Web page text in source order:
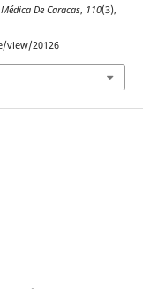
De Caracas, 110(3),
view/20126